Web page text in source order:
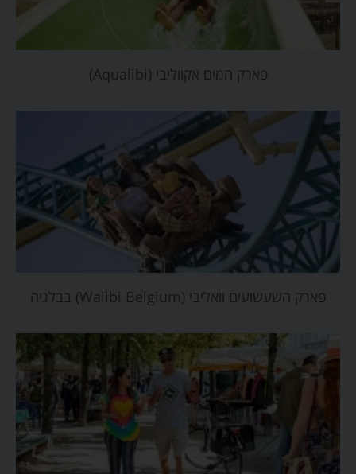
פארק המים אקווליבי (Aqualibi)
פארק השעשועים וואליבי (Walibi Belgium) בבלגיה